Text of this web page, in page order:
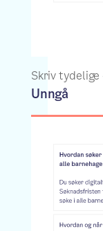
Skriv
Unngå